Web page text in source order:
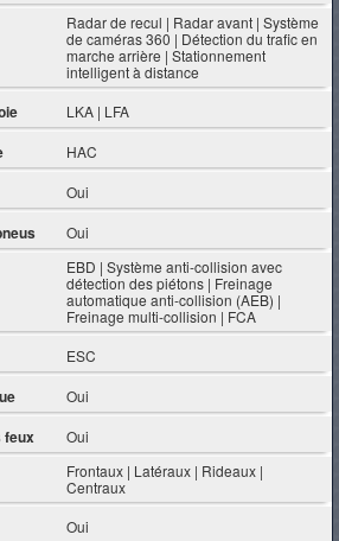
Radar de recul | Radar avant | Système
de caméras 360 | Détection du trafic en
marche arrière | Stationnement
intelligent à distance
LKA | LFA
HAC
Oui
Oui
EBD | Système anti-collision avec
détection des piétons | Freinage
automatique anti-collision (AEB) |
Freinage multi-collision | FCA
ESC
Oui
feux Oui
Frontaux | Latéraux | Rideaux |
Centraux
Oui